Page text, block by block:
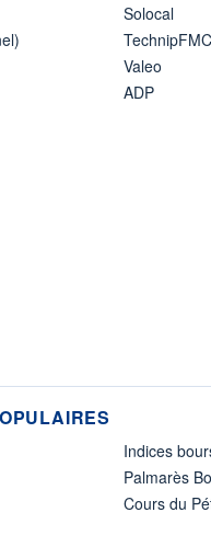
Solocal
TechnipFMC
Valeo
ADP
Indices
Palmarès
Cours du